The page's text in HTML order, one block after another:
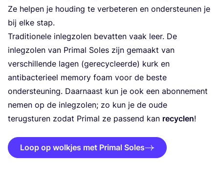
Ze hel­pen je hou­ding te ver­be­te­ren en onder­steu­nen je
bij elke stap.
Tra­di­ti­o­ne­le inleg­zo­len bevat­ten vaak leer. De
inleg­zo­len van Pri­mal Soles zijn gemaakt van
ver­schil­len­de lagen (gere­cy­cleer­de) kurk en
anti­bac­te­ri­eel memo­ry foam voor de bes­te
onder­steu­ning. Daar­naast kun je ook een abon­ne­ment
nemen op de inleg­zo­len; zo kun je de oude
terug­stu­ren zodat Pri­mal ze pas­send kan recy­clen!
Loop op wolkjes met Primal Soles